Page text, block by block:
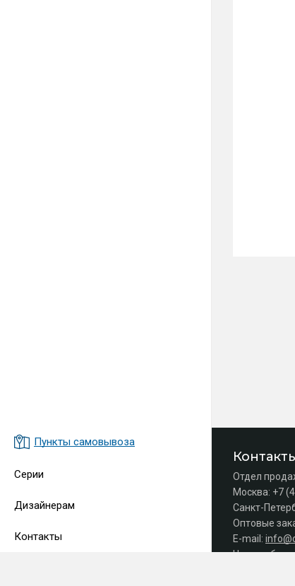
Пункты самовывоза
Серии
Дизайнерам
Контакты
Отдел
Москва: +7
Санкт-
Оптовые
E-mail:
Часы